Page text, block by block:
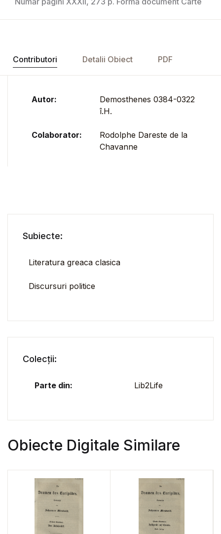
Contributori Detalii Obiect PDF
Autor:
Demosthenes 0384-0322
î.H.
Colaborator:
Rodolphe Dareste de la
Chavanne
Subiecte:
Literatura greaca clasica
Discursuri politice
Colecții:
Parte din: Lib2Life
Obiecte Digitale Similare